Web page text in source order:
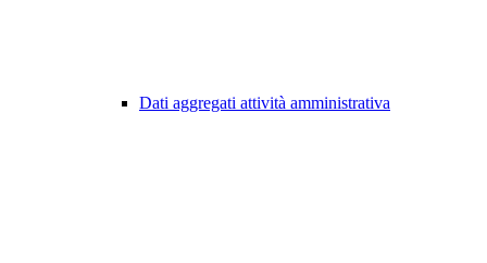
Dati aggregati attività amministrativa